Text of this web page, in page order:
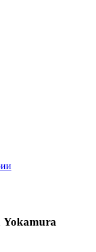
Yokamura